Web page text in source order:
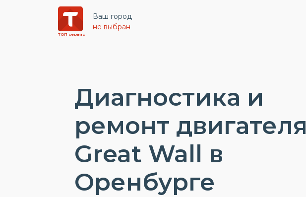
ТОП сервис
Ваш город
не выбран
Диагностика и
ремонт двигателя
Great Wall в
Оренбурге